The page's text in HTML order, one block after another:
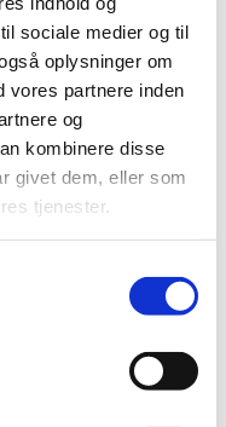
sociale medier og til
oplysninger om
vores partnere inden
og
kombinere disse
givet dem, eller som
tjenester.
langsigtet
om
hos patienter, der
ud klarlagt.